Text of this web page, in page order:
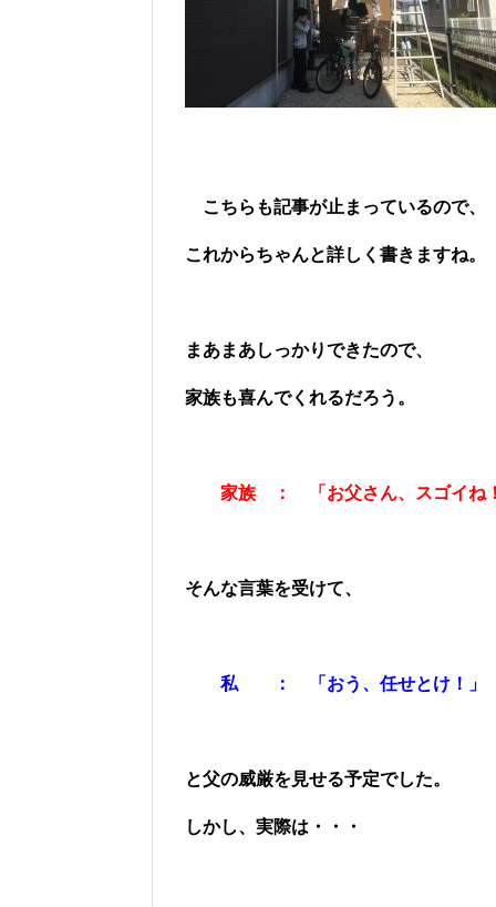
こちらも記事が止まっているので、
これからちゃんと詳しく書きますね。
まあまあしっかりできたので、
家族も喜んでくれるだろう。
家族 ： 「お父さん、スゴイね
そんな言葉を受けて、
私 ： 「おう、任せとけ！」
と父の威厳を見せる予定でした。
しかし、実際は・・・